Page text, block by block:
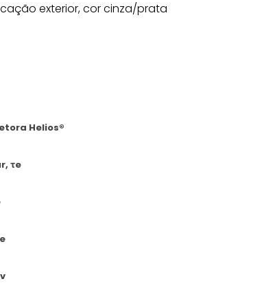
exterior, cor cinza/prata
Helios®
τe